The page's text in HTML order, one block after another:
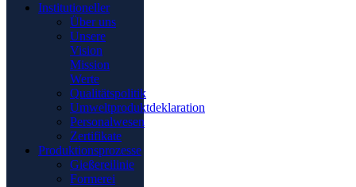
Institutioneller
Über uns
Unsere
Vision
Mission
Werte
Qualitätspolitik
Umweltproduktdeklaration
Personalwesen
Zertifikate
Produktionsprozesse
Gießereilinie
Formerei